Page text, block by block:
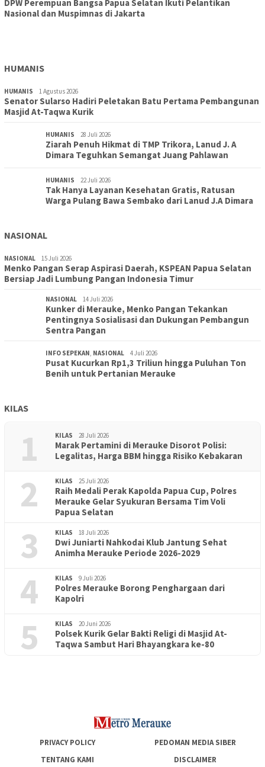
DPW Perempuan Bangsa Papua Selatan Ikuti Pelantikan
Nasional dan Muspimnas di Jakarta
TOPIK 30 Juli 2026
Wujudkan Sekolah Adiwiyata:SD Inpres Polder Merauke
HUMANIS
HUMANIS 1 Agustus 2026
Senator Sularso Hadiri Peletakan Batu Pertama Pembangunan
Masjid At-Taqwa Kurik
HUMANIS 28 Juli 2026
Ziarah Penuh Hikmat di TMP Trikora, Lanud J. A
Dimara Teguhkan Semangat Juang Pahlawan
HUMANIS 22 Juli 2026
Tak Hanya Layanan Kesehatan Gratis, Ratusan
Warga Pulang Bawa Sembako dari Lanud J.A Dimara
NASIONAL
NASIONAL 15 Juli 2026
Menko Pangan Serap Aspirasi Daerah, KSPEAN Papua Selatan
Bersiap Jadi Lumbung Pangan Indonesia Timur
NASIONAL 14 Juli 2026
Kunker di Merauke, Menko Pangan Tekankan
Pentingnya Sosialisasi dan Dukungan Pembangun
Sentra Pangan
INFO SEPEKAN NASIONAL 4 Juli 2026
Pusat Kucurkan Rp1,3 Triliun hingga Puluhan Ton
Benih untuk Pertanian Merauke
KILAS
1 KILAS 28 Juli 2026
Marak Pertamini di Merauke Disorot Polisi:
Legalitas, Harga BBM hingga Risiko Kebakaran
2 KILAS 25 Juli 2026
Raih Medali Perak Kapolda Papua Cup, Polres
Merauke Gelar Syukuran Bersama Tim Voli
Papua Selatan
3 KILAS 18 Juli 2026
Dwi Juniarti Nahkodai Klub Jantung Sehat
Animha Merauke Periode 2026-2029
4 KILAS 9 Juli 2026
Polres Merauke Borong Penghargaan dari
Kapolri
5 KILAS 20 Juni 2026
Polsek Kurik Gelar Bakti Religi di Masjid At-
Taqwa Sambut Hari Bhayangkara ke-80
PENDIDIKAN 18 Juni 2026
Lepas Puluhan Peserta Didik, TK Yapis 2 Merauke Siapkan
PRIVACY POLICY
PEDOMAN MEDIA SIBER
TENTANG KAMI
DISCLAIMER